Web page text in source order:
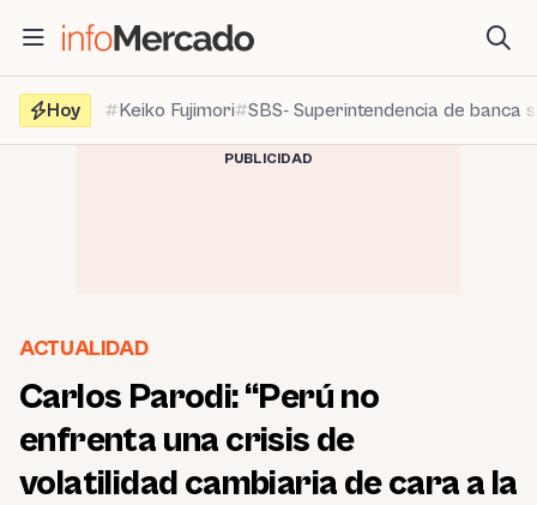
contenido
Hoy
Keiko Fujimori SBS- Superintendencia de banca
PUBLICIDAD
ACTUALIDAD
Carlos Parodi: “Perú no
enfrenta una crisis de
volatilidad cambiaria de cara a la